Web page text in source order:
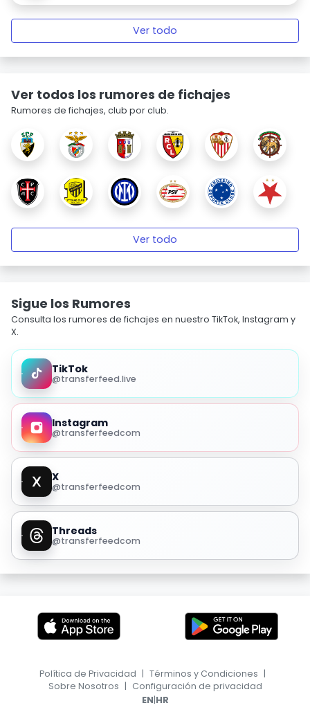
Ver todo
Ver todos los rumores de fichajes
Rumores de fichajes, club por club.
Ver todo
Sigue los Rumores
Consulta los rumores de fichajes en nuestro TikTok, Instagram y
X.
TikTok
@transferfeed.live
Instagram
@transferfeedcom
X
@transferfeedcom
Threads
@transferfeedcom
Política de Privacidad | Términos y Condiciones |
Sobre Nosotros | Configuración de privacidad
EN|HR